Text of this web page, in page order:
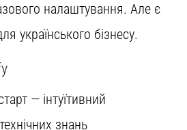
налаштування. Але є
українського бізнесу.
— інтуїтивний
знань